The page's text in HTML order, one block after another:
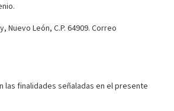
León, C.P. 64909. Correo
finalidades señaladas en el presente